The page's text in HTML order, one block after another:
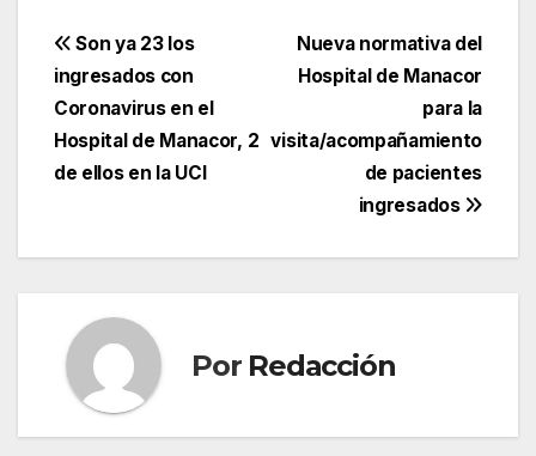
c
e
b
o
itt
er
ail
A
p
e
gr
a
m
m
p
ar
tir
Navegación
de
entradas
Nueva normativa del
Hospital de Manacor
para la
visita/acompañamiento
de pacientes
ingresados
Son ya 23 los
ingresados con
Coronavirus en el
Hospital de Manacor, 2
de ellos en la UCI
Por Redacción